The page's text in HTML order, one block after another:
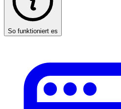
So funktioniert es